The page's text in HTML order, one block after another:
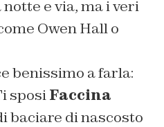
e via, ma i veri
Owen Hall o
benissimo a farla:
sposiFaccina
baciare di nascosto